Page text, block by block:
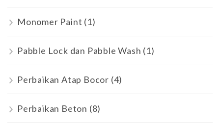
Monomer Paint (1)
Pabble Lock dan Pabble Wash (1)
Perbaikan Atap Bocor (4)
Perbaikan Beton (8)